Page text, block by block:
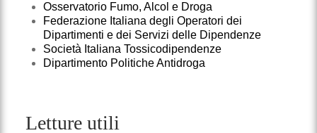
Osservatorio Fumo, Alcol e Droga
Federazione Italiana degli Operatori dei
Dipartimenti e dei Servizi delle Dipendenze
Società Italiana Tossicodipendenze
Dipartimento Politiche Antidroga
Letture utili